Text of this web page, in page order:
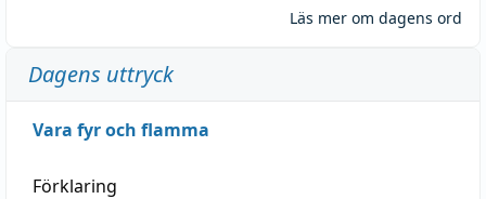
Läs mer om dagens ord
Dagens uttryck
Vara fyr och flamma
Förklaring